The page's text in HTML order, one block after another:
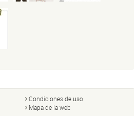
Condiciones de uso
Mapa de la web